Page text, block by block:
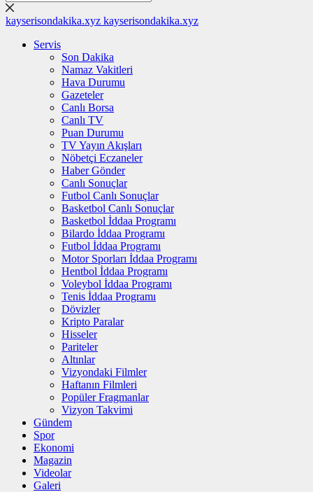
kayserisondakika.xyz kayserisondakika.xyz
Servis
Son Dakika
Namaz Vakitleri
Hava Durumu
Gazeteler
Canlı Borsa
Canlı TV
Puan Durumu
TV Yayın Akışları
Nöbetçi Eczaneler
Haber Gönder
Canlı Sonuçlar
Futbol Canlı Sonuçlar
Basketbol Canlı Sonuçlar
Basketbol İddaa Programı
Bilardo İddaa Programı
Futbol İddaa Programı
Motor Sporları İddaa Programı
Hentbol İddaa Programı
Voleybol İddaa Programı
Tenis İddaa Programı
Dövizler
Kripto Paralar
Hisseler
Pariteler
Altınlar
Vizyondaki Filmler
Haftanın Filmleri
Popüler Fragmanlar
Vizyon Takvimi
Gündem
Spor
Ekonomi
Magazin
Videolar
Galeri